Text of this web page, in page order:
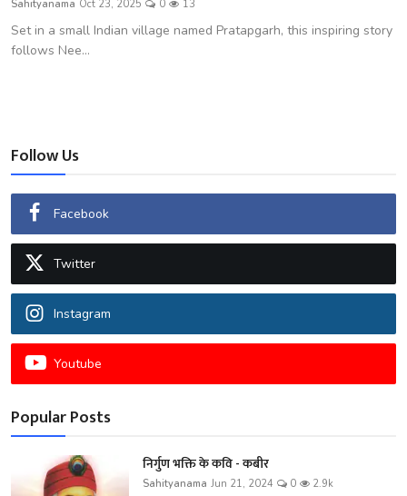
शख्सियत
धरोहर
उपन्यास
सिनेमा
शायरी
ग़ज़ल
Sahityanama Oct 23, 2025 0 13
Set in a small Indian village named Pratapgarh, this inspiring story
follows Nee...
Follow Us
Facebook
Twitter
Instagram
Youtube
Popular Posts
निर्गुण भक्ति के कवि - कबीर
Sahityanama Jun 21, 2024 0 2.9k